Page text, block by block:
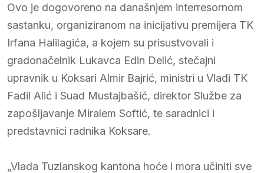
Ovo je dogovoreno na današnjem interresornom
sastanku, organiziranom na inicijativu premijera TK
Irfana Halilagića, a kojem su prisustvovali i
gradonačelnik Lukavca Edin Delić, stečajni
upravnik u Koksari Almir Bajrić, ministri u Vladi TK
Fadil Alić i Suad Mustajbašić, direktor Službe za
zapošljavanje Miralem Softić, te saradnici i
predstavnici radnika Koksare.
„Vlada Tuzlanskog kantona hoće i mora učiniti sve